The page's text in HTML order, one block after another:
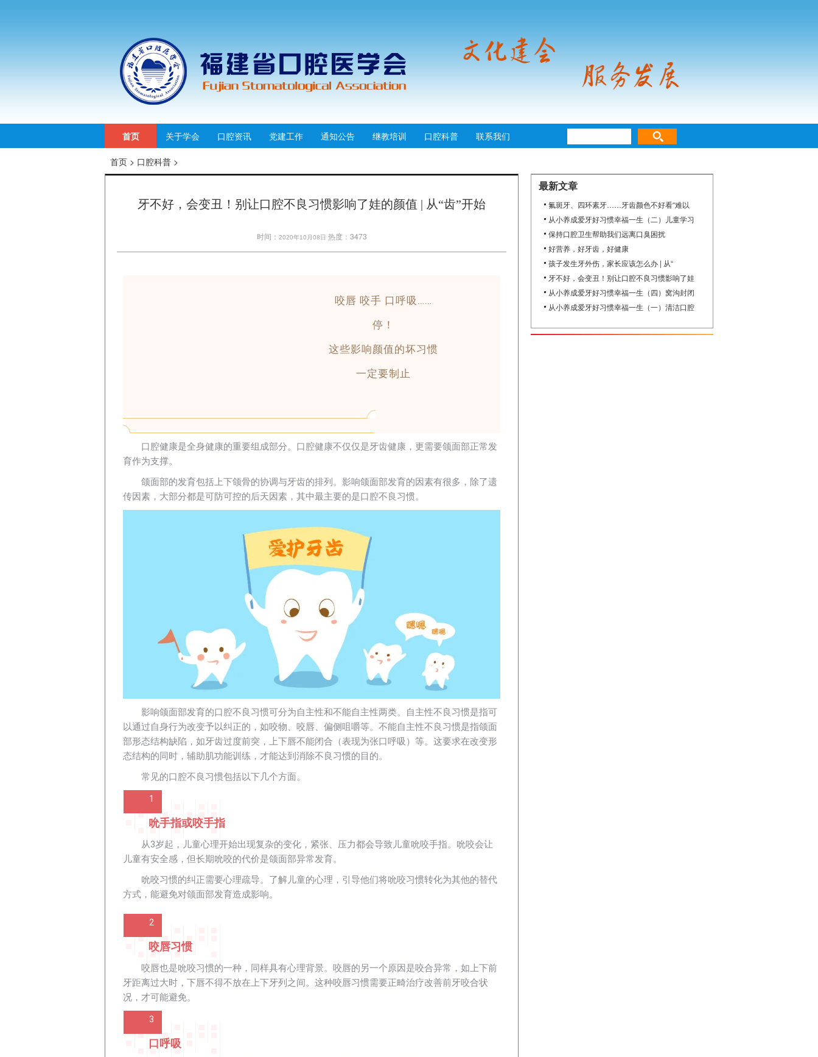
首页 关于学会 口腔资讯 党建工作 通知公告 继教培训 口腔科普 联系我们
首页 > 口腔科普 >
牙不好，会变丑！别让口腔不良习惯影响了娃的颜值 | 从“齿”开始
时间： 2020年10月08日 热度：3473
咬唇 咬手 口呼吸……
停！
这些影响颜值的坏习惯
一定要制止
口腔健康是全身健康的重要组成部分。口腔健康不仅仅是牙齿健康，更需要颌面部正常发
育作为支撑。
颌面部的发育包括上下颌骨的协调与牙齿的排列。影响颌面部发育的因素有很多，除了遗
传因素，大部分都是可防可控的后天因素，其中最主要的是口腔不良习惯。
影响颌面部发育的口腔不良习惯可分为自主性和不能自主性两类。自主性不良习惯是指可
以通过自身行为改变予以纠正的，如咬物、咬唇、偏侧咀嚼等。不能自主性不良习惯是指颌面
部形态结构缺陷，如牙齿过度前突，上下唇不能闭合（表现为张口呼吸）等。这要求在改变形
态结构的同时，辅助肌功能训练，才能达到消除不良习惯的目的。
常见的口腔不良习惯包括以下几个方面。
1
吮手指或咬手指
从3岁起，儿童心理开始出现复杂的变化，紧张、压力都会导致儿童吮咬手指。吮咬会让
儿童有安全感，但长期吮咬的代价是颌面部异常发育。
吮咬习惯的纠正需要心理疏导。了解儿童的心理，引导他们将吮咬习惯转化为其他的替代
方式，能避免对颌面部发育造成影响。
2
咬唇习惯
咬唇也是吮咬习惯的一种，同样具有心理背景。咬唇的另一个原因是咬合异常，如上下前
牙距离过大时，下唇不得不放在上下牙列之间。这种咬唇习惯需要正畸治疗改善前牙咬合状
况，才可能避免。
3
口呼吸
最新文章
氟斑牙、四环素牙……牙齿颜色不好看“难以
从小养成爱牙好习惯幸福一生（二）儿童学习
保持口腔卫生帮助我们远离口臭困扰
好营养，好牙齿，好健康
孩子发生牙外伤，家长应该怎么办 | 从“
牙不好，会变丑！别让口腔不良习惯影响了娃
从小养成爱牙好习惯幸福一生（四）窝沟封闭
从小养成爱牙好习惯幸福一生（一）清洁口腔